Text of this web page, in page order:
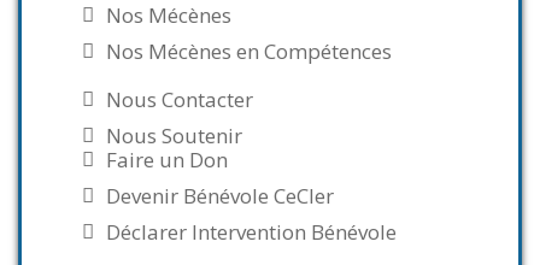
Nos Mécènes
Nos Mécènes en Compétences
Nous Contacter
Nous Soutenir
Faire un Don
Devenir Bénévole CeCler
Déclarer Intervention Bénévole